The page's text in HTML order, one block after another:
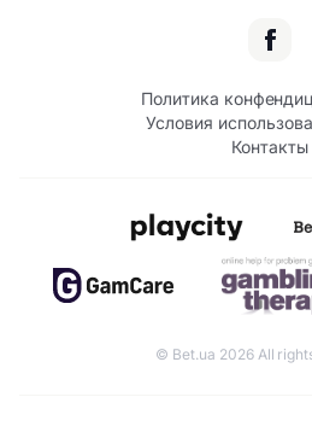
Политика
Условия
Контакты
© Bet.ua 2026 All